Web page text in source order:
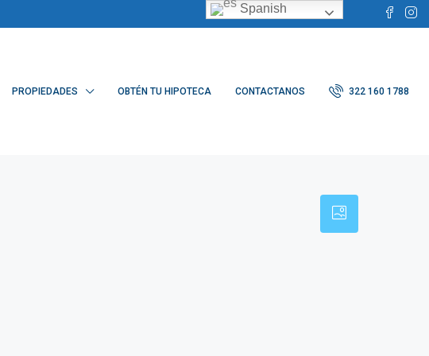
PROPIEDADES OBTÉN TU HIPOTECA CONTACTANOS 322 160 1788
Spanish